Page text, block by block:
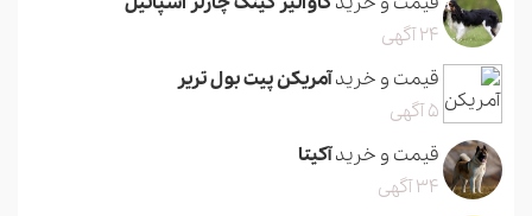
24 آگهی
قیمت و خریدآمریکن پیت بول تریر
5 آگهی
قیمت و خریدآکیتا
34 آگهی